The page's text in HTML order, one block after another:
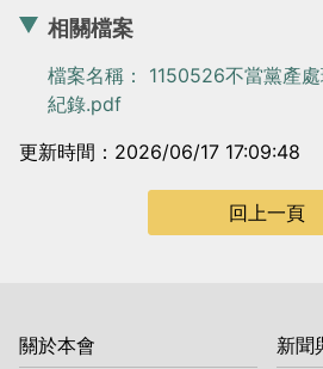
相關檔案
檔案名稱： 1150526不當黨產
紀錄.pdf
更新時間：2026/06/17 17:09:48
回上一頁
關於本會 新聞